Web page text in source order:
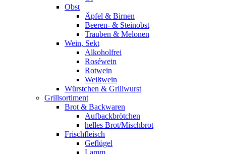
Obst
Äpfel & Birnen
Beeren- & Steinobst
Trauben & Melonen
Wein, Sekt
Alkoholfrei
Roséwein
Rotwein
Weißwein
Würstchen & Grillwurst
Grillsortiment
Brot & Backwaren
Aufbackbrötchen
helles Brot/Mischbrot
Frischfleisch
Geflügel
Lamm